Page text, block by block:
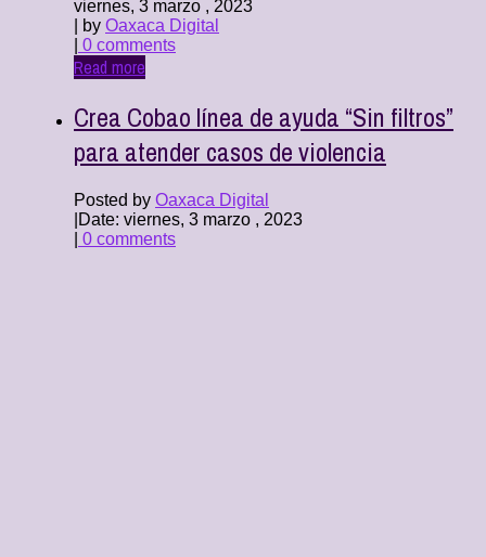
viernes, 3 marzo , 2023
| by Oaxaca Digital
0 comments
Read more
Crea Cobao línea de ayuda “Sin filtros”
para atender casos de violencia
Posted by Oaxaca Digital
Date: viernes, 3 marzo , 2023
0 comments